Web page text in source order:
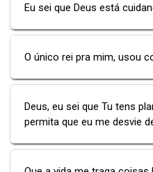
Eu sei que Deus está
O único rei pra mim, usou
Deus, eu sei que Tu tens
permita que eu me desvie